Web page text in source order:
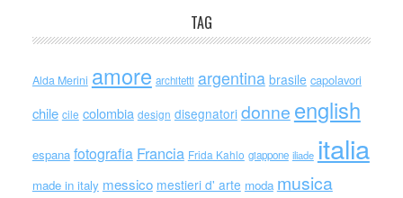
TAG
Alda Merini amore architetti argentina brasile capolavori
chile cile colombia design disegnatori donne english
espana fotografia Francia Frida Kahlo giappone iliade italia
made in italy messico mestieri d' arte moda musica